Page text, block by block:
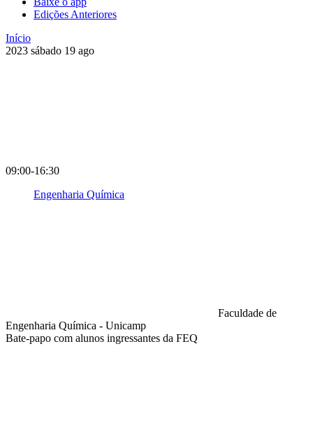
Edições Anteriores
Início
2023 sábado 19 ago
09:00-16:30
Engenharia Química
Faculdade de
Engenharia Química - Unicamp
Bate-papo com alunos ingressantes da FEQ